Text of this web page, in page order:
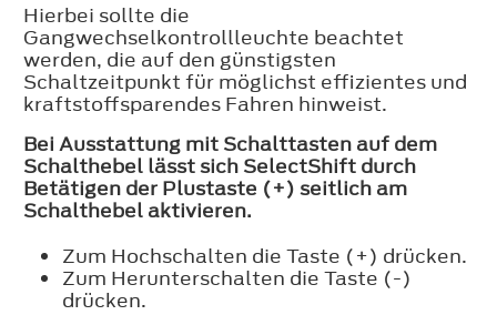
Hierbei sollte die
Gangwechselkontrollleuchte beachtet
werden, die auf den günstigsten
Schaltzeitpunkt für möglichst effizientes und
kraftstoffsparendes Fahren hinweist.
Bei Ausstattung mit Schalttasten auf dem
Schalthebel lässt sich SelectShift durch
Betätigen der Plustaste (+) seitlich am
Schalthebel aktivieren.
Zum Hochschalten die Taste (+) drücken.
Zum Herunterschalten die Taste (-)
drücken.